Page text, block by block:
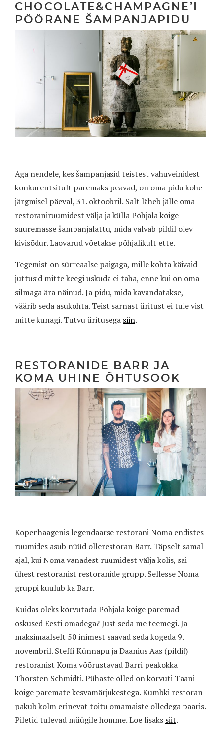
CHOCOLATE&CHAMPAGNE’I
PÖÖRANE ŠAMPANJAPIDU
Aga nendele, kes šampanjasid teistest vahuveinidest
konkurentsitult paremaks peavad, on oma pidu kohe
järgmisel päeval, 31. oktoobril. Salt läheb jälle oma
restoraniruumidest välja ja külla Põhjala kõige
suuremasse šampanjalattu, mida valvab pildil olev
kivisõdur. Laovarud võetakse põhjalikult ette.
Tegemist on sürreaalse paigaga, mille kohta käivaid
juttusid mitte keegi uskuda ei taha, enne kui on oma
silmaga ära näinud. Ja pidu, mida kavandatakse,
väärib seda asukohta. Teist sarnast üritust ei tule vist
mitte kunagi. Tutvu üritusega siin.
RESTORANIDE BARR JA
KOMA ÜHINE ÕHTUSÖÖK
Kopenhaagenis legendaarse restorani Noma endistes
ruumides asub nüüd õllerestoran Barr. Täpselt samal
ajal, kui Noma vanadest ruumidest välja kolis, sai
ühest restoranist restoranide grupp. Sellesse Noma
gruppi kuulub ka Barr.
Kuidas oleks kõrvutada Põhjala kõige paremad
oskused Eesti omadega? Just seda me teemegi. Ja
maksimaalselt 50 inimest saavad seda kogeda 9.
novembril. Steffi Künnapu ja Daanius Aas (pildil)
restoranist Koma võõrustavad Barri peakokka
Thorsten Schmidti. Pühaste õlled on kõrvuti Taani
kõige paremate kesvamärjukestega. Kumbki restoran
pakub kolm erinevat toitu omamaiste õlledega paaris.
Piletid tulevad müügile homme. Loe lisaks siit.